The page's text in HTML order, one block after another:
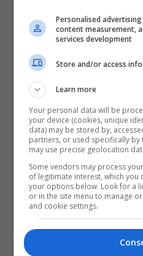
Personalised
content measurement,
services development
Store and/or access
Learn more
Your personal data will be
your device (cookies, unique
data) may be stored by,
partners, or used specifically
may use precise geolocation
Some vendors may process
of legitimate interest, which you
your options below. Look for a
or in the site menu to manage
and cookie settings.